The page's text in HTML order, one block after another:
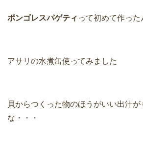
ボンゴレスパゲティ って初めて作っ
アサリの水煮缶使ってみました
貝からつくった物のほうがいい出汁
な・・・